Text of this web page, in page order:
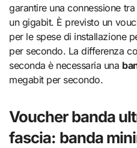
garantire una connessione
un gigabit. È previsto un
per le spese di installazione
per secondo. La differenza
seconda è necessaria una
megabit per secondo.
Voucher banda
fascia: banda